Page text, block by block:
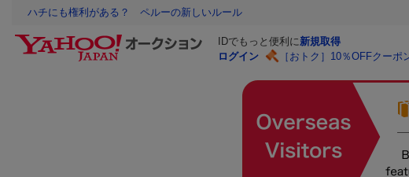
ハチにも権利がある？ ペルーの新しいルール
IDでもっと便利に 新規取得
ログイン
［おトク］10％OFFクーポ